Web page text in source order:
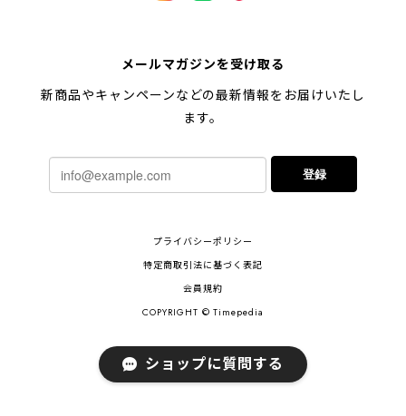
メールマガジンを受け取る
新商品やキャンペーンなどの最新情報をお届けいたし
ます。
登録
プライバシーポリシー
特定商取引法に基づく表記
会員規約
COPYRIGHT © Timepedia
ショップに質問する